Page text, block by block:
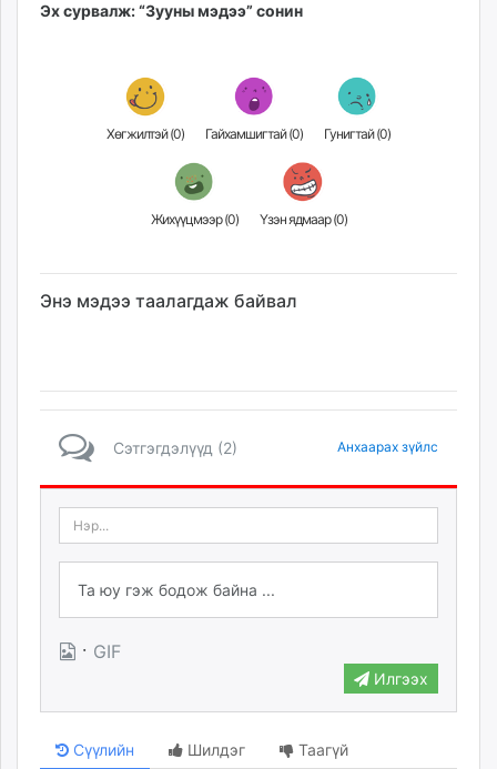
Эх сурвалж: “Зууны мэдээ” сонин
Хөгжилтэй (0) Гайхамшигтай (0) Гунигтай (0)
Жихүүцмээр (0) Үзэн ядмаар (0)
Энэ мэдээ таалагдаж байвал
Сэтгэгдэлүүд (2) Анхаарах зүйлс
· GIF
Илгээх
Сүүлийн Шилдэг Таагүй